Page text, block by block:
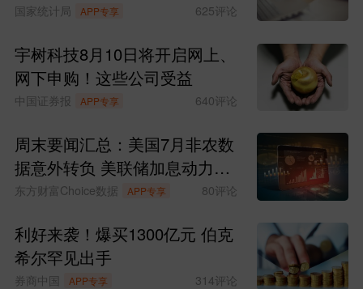
所以外资也疯狂押注， 摩根士丹利、高盛
近期2026年中国GDP增速预期，核心驱动
因素是中国科技创新的硬实力！时代真的
变了，现在拉动经济的是科技、高端制造
业、硬科技。等小登创造的财富外溢后，
消费、周期蓝筹也受益的，后面也会估值
修复 。
国家统计局 APP专享 625评论
宇树科技8月10日将开启网上、
网下申购！这些公司受益
中国证券报 APP专享 640评论
周末要闻汇总：美国7月非农数
据意外转负 美联储加息动力骤
减
东方财富Choice数据 APP专享 80评论
利好来袭！爆买1300亿元 伯克
希尔罕见出手
券商中国 APP专享 314评论